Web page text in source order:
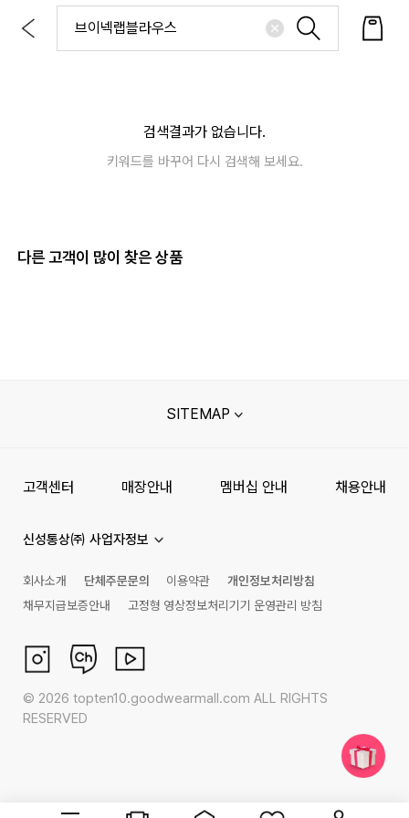
검색결과가 없습니다.
키워드를 바꾸어 다시 검색해 보세요.
다른 고객이 많이 찾은 상품
SITEMAP
고객센터 매장안내 멤버십 안내 채용안내
신성통상㈜ 사업자정보
회사소개 단체주문문의 이용약관
개인정보처리방침
채무지급보증안내
고정형 영상정보처리기기 운영관리 방침
© 2026 topten10.goodwearmall.com ALL RIGHTS
RESERVED